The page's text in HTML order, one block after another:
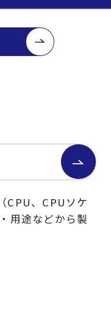
CPU、CPUソケ
用途などから製